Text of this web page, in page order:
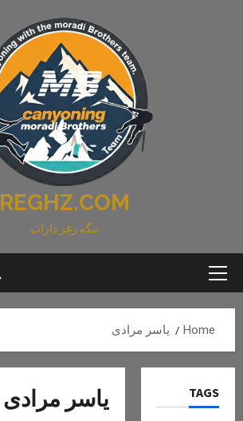
REGHZ.COM
تنگه رغز داراب
Primary
Home یاسر مرادی
یاسر مرادی TAGS